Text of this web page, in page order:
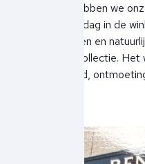
Daarom hebben we
feestelijke dag in de
verrassingen en
nieuwste collectie.
gezelligheid,